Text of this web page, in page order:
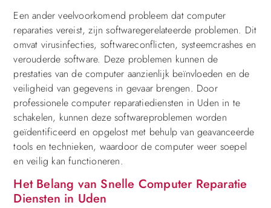
Een ander veelvoorkomend probleem dat computer
reparaties vereist, zijn softwaregerelateerde problemen. Dit
omvat virusinfecties, softwareconflicten, systeemcrashes en
verouderde software. Deze problemen kunnen de
prestaties van de computer aanzienlijk beïnvloeden en de
veiligheid van gegevens in gevaar brengen. Door
professionele computer reparatiediensten in Uden in te
schakelen, kunnen deze softwareproblemen worden
geïdentificeerd en opgelost met behulp van geavanceerde
tools en technieken, waardoor de computer weer soepel
en veilig kan functioneren.
Het Belang van Snelle Computer Reparatie
Diensten in Uden